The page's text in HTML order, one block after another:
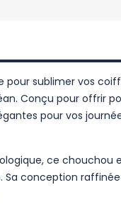
sublimer vos
Conçu pour offrir
pour vos
ce chouchou
Sa conception